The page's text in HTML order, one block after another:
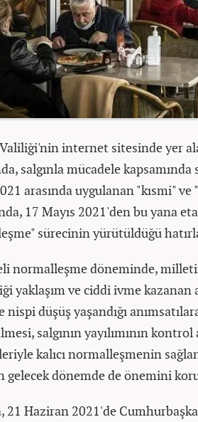
internet sitesinde yer
salgınla mücadele
arasında uygulanan "kısmi"
17 Mayıs 2021'den bu yana
sürecinin yürütüldüğü
normalleşme döneminde,
yaklaşım ve ciddi ivme kazanan
nispi düşüş yaşandığı
salgının yayılımının
kalıcı normalleşmenin
gelecek dönemde de önemini
21 Haziran 2021'de